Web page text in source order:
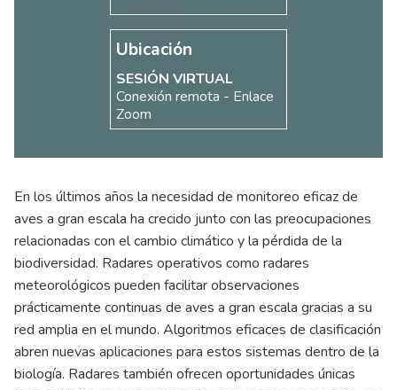
Ubicación
SESIÓN VIRTUAL
Conexión remota - Enlace
Zoom
En los últimos años la necesidad de monitoreo eficaz de
aves a gran escala ha crecido junto con las preocupaciones
relacionadas con el cambio climático y la pérdida de la
biodiversidad. Radares operativos como radares
meteorológicos pueden facilitar observaciones
prácticamente continuas de aves a gran escala gracias a su
red amplia en el mundo. Algoritmos eficaces de clasificación
abren nuevas aplicaciones para estos sistemas dentro de la
biología. Radares también ofrecen oportunidades únicas